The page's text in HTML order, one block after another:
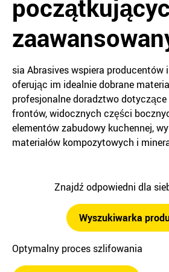
sia Abrasives wspiera producentów
oferując im idealnie dobrane
profesjonalne doradztwo
frontów, widocznych części
elementów zabudowy kuchennej,
materiałów kompozytowych i
Znajdź odpowiedni dla
Wyszukiwarka
Optymalny proces szlifowania